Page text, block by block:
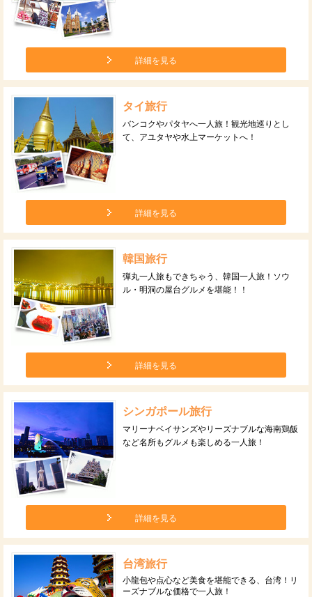
詳細を見る
タイ旅行
バンコクやパタヤへ一人旅！観光地巡りとし
て、アユタヤや水上マーケットへ！
詳細を見る
韓国旅行
弾丸一人旅もできちゃう、韓国一人旅！ソウ
ル・明洞の屋台グルメを堪能！！
詳細を見る
シンガポール旅行
マリーナベイサンズやリーズナブルな海南鶏飯
など名所もグルメも楽しめる一人旅！
詳細を見る
台湾旅行
小龍包や点心など美食を堪能できる、台湾！リ
ーズナブルな価格で一人旅！